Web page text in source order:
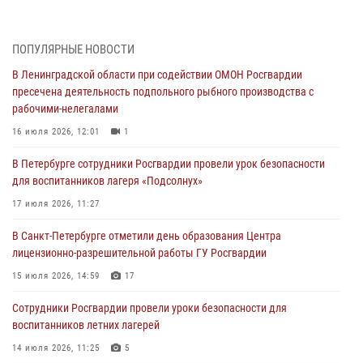
03 августа 2026, 10:15 1
Сотрудники ГУ Росгвардии приняли участие в чемпионатах Северо-
Западного округа войск национальной гвардии РФ по спортивному и
боевому самбо
03 августа 2026, 10:07
В Ленобласти сотрудники ОМОН Росгвардии оказали содействие
полиции в проведении профилактического мероприятия
03 августа 2026, 09:16
В Петербурге сотрудники Росгвардии обеспечили правопорядок в
День Воздушно-десантных войск
02 августа 2026, 19:30 10
Сотрудники Росгвардии на Пушкинской улице задержали двух
граждан, подозреваемых в попытке поджога одного из баров в
центре города
ПОПУЛЯРНЫЕ НОВОСТИ
В Ленинградской области при содействии ОМОН Росгвардии
пресечена деятельность подпольного рыбного производства с
рабочими-нелегалами
16 июля 2026, 12:01 1
В Петербурге сотрудники Росгвардии провели урок безопасности
для воспитанников лагеря «Подсолнух»
17 июля 2026, 11:27
В Санкт-Петербурге отметили день образования Центра
лицензионно-разрешительной работы ГУ Росгвардии
15 июля 2026, 14:59 17
Сотрудники Росгвардии провели уроки безопасности для
воспитанников летних лагерей
14 июля 2026, 11:25 5